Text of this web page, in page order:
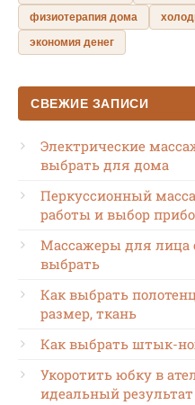
физиотерапия дома
экономия денег
СВЕЖИЕ ЗАПИСИ
Электрические
выбрать для дома
Перкуссионный
работы и выбор
Массажеры для лица
выбрать
Как выбрать
размер, ткань
Как выбрать штык-
Укоротить юбку в
идеальный